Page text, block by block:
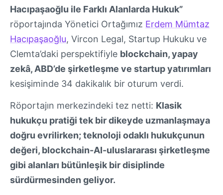
Hacıpaşaoğlu ile Farklı Alanlarda Hukuk”
röportajında Yönetici Ortağımız Erdem Mümtaz
Hacıpaşaoğlu, Vircon Legal, Startup Hukuku ve
Clemta’daki perspektifiyle blockchain, yapay
zekâ, ABD’de şirketleşme ve startup yatırımları
kesişiminde 34 dakikalık bir oturum verdi.
Röportajın merkezindeki tez netti: Klasik
hukukçu pratiği tek bir dikeyde uzmanlaşmaya
doğru evrilirken; teknoloji odaklı hukukçunun
değeri, blockchain-AI-uluslararası şirketleşme
gibi alanları bütünleşik bir disiplinde
sürdürmesinden geliyor.